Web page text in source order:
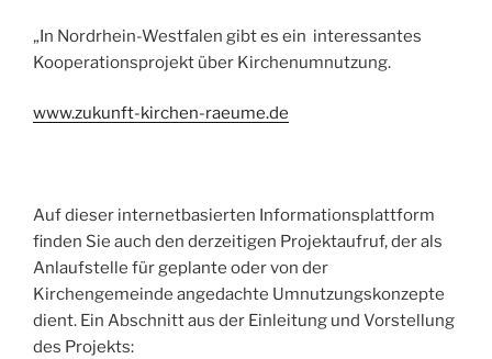
„In Nordrhein-Westfalen gibt es ein interessantes
Kooperationsprojekt über Kirchenumnutzung.
www.zukunft-kirchen-raeume.de
Auf dieser internetbasierten Informationsplattform
finden Sie auch den derzeitigen Projektaufruf, der als
Anlaufstelle für geplante oder von der
Kirchengemeinde angedachte Umnutzungskonzepte
dient. Ein Abschnitt aus der Einleitung und Vorstellung
des Projekts: